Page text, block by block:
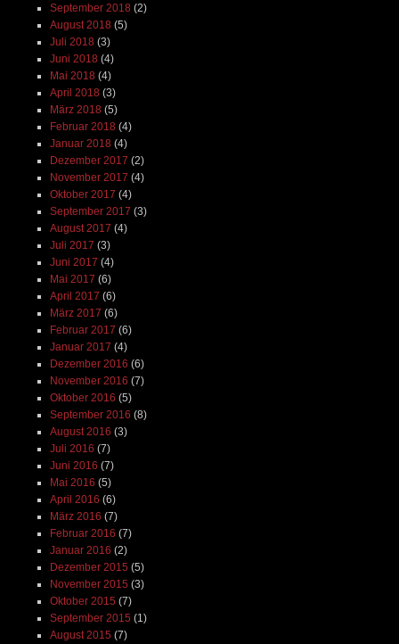
September 2018 (2)
August 2018 (5)
Juli 2018 (3)
Juni 2018 (4)
Mai 2018 (4)
April 2018 (3)
März 2018 (5)
Februar 2018 (4)
Januar 2018 (4)
Dezember 2017 (2)
November 2017 (4)
Oktober 2017 (4)
September 2017 (3)
August 2017 (4)
Juli 2017 (3)
Juni 2017 (4)
Mai 2017 (6)
April 2017 (6)
März 2017 (6)
Februar 2017 (6)
Januar 2017 (4)
Dezember 2016 (6)
November 2016 (7)
Oktober 2016 (5)
September 2016 (8)
August 2016 (3)
Juli 2016 (7)
Juni 2016 (7)
Mai 2016 (5)
April 2016 (6)
März 2016 (7)
Februar 2016 (7)
Januar 2016 (2)
Dezember 2015 (5)
November 2015 (3)
Oktober 2015 (7)
September 2015 (1)
August 2015 (7)